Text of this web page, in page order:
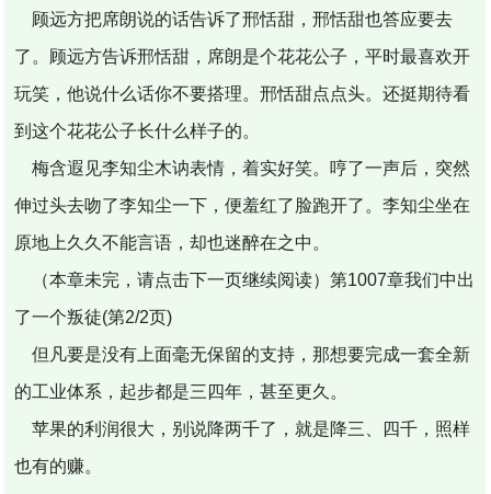
顾远方把席朗说的话告诉了邢恬甜，邢恬甜也答应要去
了。顾远方告诉邢恬甜，席朗是个花花公子，平时最喜欢开
玩笑，他说什么话你不要搭理。邢恬甜点点头。还挺期待看
到这个花花公子长什么样子的。
梅含遐见李知尘木讷表情，着实好笑。哼了一声后，突然
伸过头去吻了李知尘一下，便羞红了脸跑开了。李知尘坐在
原地上久久不能言语，却也迷醉在之中。
（本章未完，请点击下一页继续阅读）第1007章我们中出
了一个叛徒(第2/2页)
但凡要是没有上面毫无保留的支持，那想要完成一套全新
的工业体系，起步都是三四年，甚至更久。
苹果的利润很大，别说降两千了，就是降三、四千，照样
也有的赚。